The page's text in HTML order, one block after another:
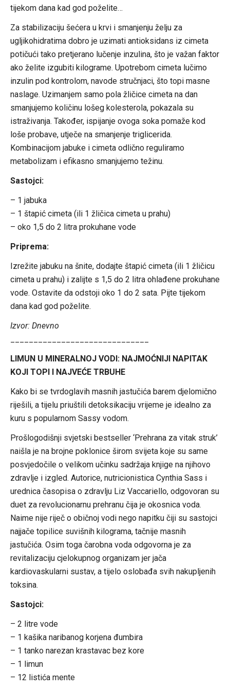
tijekom dana kad god poželite…
Za stabilizaciju šećera u krvi i smanjenju želju za
ugljikohidratima dobro je uzimati antioksidans iz cimeta
potičući tako pretjerano lučenje inzulina, što je važan faktor
ako želite izgubiti kilograme. Upotrebom cimeta lučimo
inzulin pod kontrolom, navode stručnjaci, što topi masne
naslage. Uzimanjem samo pola žličice cimeta na dan
smanjujemo količinu lošeg kolesterola, pokazala su
istraživanja. Također, ispijanje ovoga soka pomaže kod
loše probave, utječe na smanjenje triglicerida.
Kombinacijom jabuke i cimeta odlično reguliramo
metabolizam i efikasno smanjujemo težinu.
Sastojci:
– 1 jabuka
– 1 štapić cimeta (ili 1 žličica cimeta u prahu)
– oko 1,5 do 2 litra prokuhane vode
Priprema:
Izrežite jabuku na šnite, dodajte štapić cimeta (ili 1 žličicu
cimeta u prahu) i zalijte s 1,5 do 2 litra ohlađene prokuhane
vode. Ostavite da odstoji oko 1 do 2 sata. Pijte tijekom
dana kad god poželite.
Izvor: Dnevno
LIMUN U MINERALNOJ VODI: NAJMOĆNIJI NAPITAK
KOJI TOPI I NAJVEĆE TRBUHE
Kako bi se tvrdoglavih masnih jastučića barem djelomično
riješili, a tijelu priuštili detoksikaciju vrijeme je idealno za
kuru s popularnom Sassy vodom.
Prošlogodišnji svjetski bestseller ‘Prehrana za vitak struk’
naišla je na brojne poklonice širom svijeta koje su same
posvjedočile o velikom učinku sadržaja knjige na njihovo
zdravlje i izgled. Autorice, nutricionistica Cynthia Sass i
urednica časopisa o zdravlju Liz Vaccariello, odgovoran su
duet za revolucionarnu prehranu čija je okosnica voda.
Naime nije riječ o običnoj vodi nego napitku čiji su sastojci
najjače topilice suvišnih kilograma, tačnije masnih
jastučića. Osim toga čarobna voda odgovorna je za
revitalizaciju cjelokupnog organizam jer jača
kardiovaskularni sustav, a tijelo oslobađa svih nakupljenih
toksina.
Sastojci:
– 2 litre vode
– 1 kašika naribanog korjena đumbira
– 1 tanko narezan krastavac bez kore
– 1 limun
– 12 listića mente